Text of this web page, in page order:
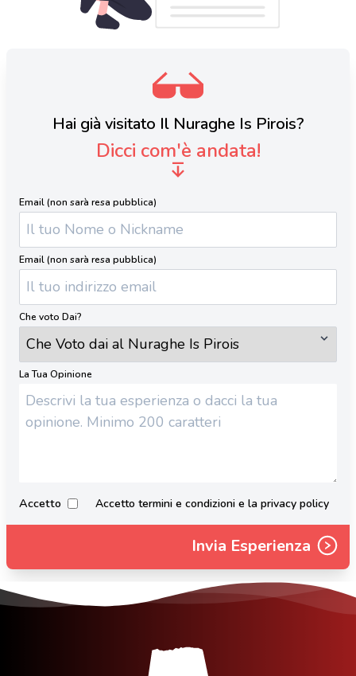
Hai già visitato Il Nuraghe Is Pirois?
Dicci com'è andata!
Email (non sarà resa pubblica)
Email (non sarà resa pubblica)
Che voto Dai?
La Tua Opinione
Accetto Accetto termini e condizioni e la privacy policy
Invia Esperienza